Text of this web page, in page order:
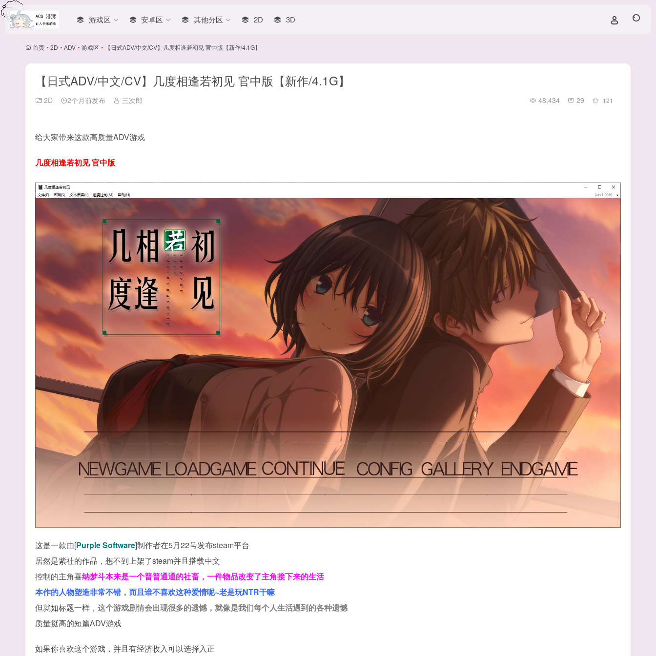
游戏区 安卓区 其他分区 2D 3D
首页 • 2D • ADV • 游戏区 • 【日式ADV/中文/CV】几度相逢若初见 官中版【新作/4.1G】
【日式ADV/中文/CV】几度相逢若初见 官中版【新作/4.1G】
2D 2个月前发布 三次郎 48,434 29 121
给大家带来这款高质量ADV游戏
几度相逢若初见 官中版
这是一款由[Purple Software]制作者在5月22号发布steam平台
居然是紫社的作品，想不到上架了steam并且搭载中文
控制的主角喜纳梦斗本来是一个普普通通的社畜，一件物品改变了主角接下来的生活
本作的人物塑造非常不错，而且谁不喜欢这种爱情呢~老是玩NTR干嘛
但就如标题一样， 这个游戏剧情会出现很多的遗憾，就像是我们每个人生活遇到的各种遗憾
质量挺高的短篇ADV游戏
如果你喜欢这个游戏，并且有经济收入可以选择入正